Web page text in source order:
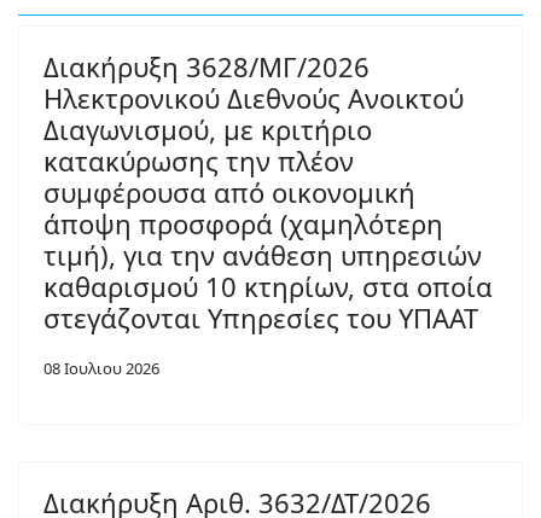
Διακήρυξη 3628/ΜΓ/2026
Ηλεκτρονικού Διεθνούς Ανοικτού
Διαγωνισμού, με κριτήριο
κατακύρωσης την πλέον
συμφέρουσα από οικονομική
άποψη προσφορά (χαμηλότερη
τιμή), για την ανάθεση υπηρεσιών
καθαρισμού 10 κτηρίων, στα οποία
στεγάζονται Υπηρεσίες του ΥΠΑΑΤ
08 Ιουλιου 2026
Διακήρυξη Αριθ. 3632/ΔΤ/2026